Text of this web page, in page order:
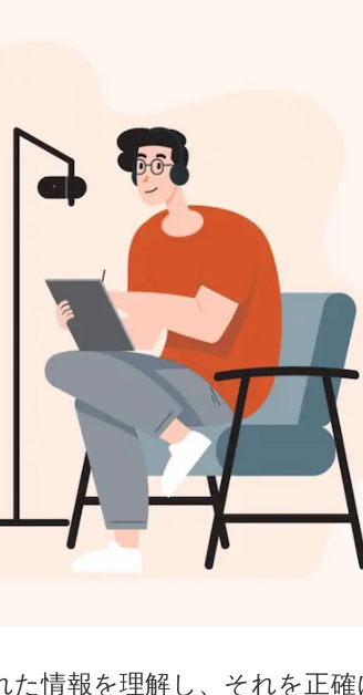
た情報を理解し、それを正確